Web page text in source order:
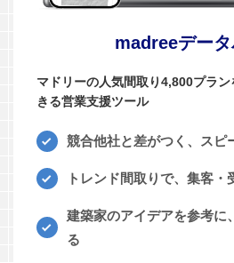
madreeデータ
マドリーの人気間取り4,800プラ
きる営業支援ツール
競合他社と差がつく、スピ
トレンド間取りで、集客・
建築家のアイデアを参考に
る